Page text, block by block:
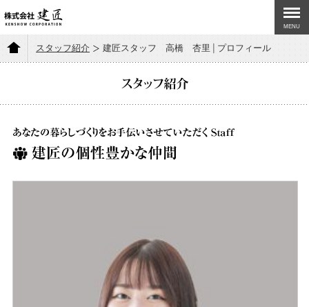
MENU
スタッフ紹介 建匠スタッフ 高橋 杏里│プロフィール